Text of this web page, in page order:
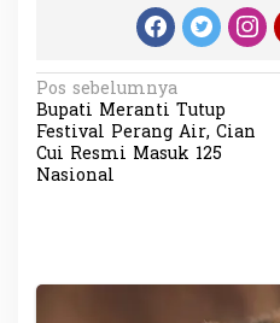
N
a
v
s
Pos sebelumnya
Bupati Meranti Tutup
Festival Perang Air, Cian
Cui Resmi Masuk 125
Nasional